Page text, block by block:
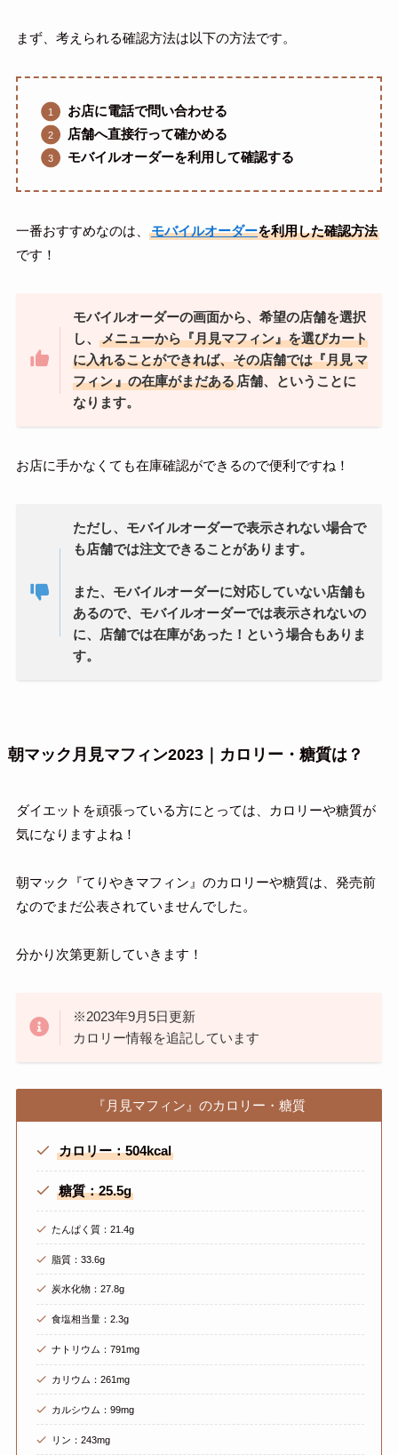
まず、考えられる確認方法は以下の方法です。
お店に電話で問い合わせる
店舗へ直接行って確かめる
モバイルオーダーを利用して確認する
一番おすすめなのは、 モバイルオーダーを利用した確認方法
です！
モバイルオーダーの画面から、希望の店舗を選択
し、
メニューから『月見マフィン』を選びカート
に入れることができれば、その店舗では『月見マ
フィン』の在庫がまだある店舗、ということに
なります。
お店に手かなくても在庫確認ができるので便利ですね！
ただし、モバイルオーダーで表示されない場合で
も店舗では注文できることがあります。
また、モバイルオーダーに対応していない店舗も
あるので、モバイルオーダーでは表示されないの
に、店舗では在庫があった！という場合もありま
す。
朝マック月見マフィン2023｜カロリー・糖質は？
ダイエットを頑張っている方にとっては、カロリーや糖質が
気になりますよね！
朝マック『てりやきマフィン』のカロリーや糖質は、発売前
なのでまだ公表されていませんでした。
分かり次第更新していきます！
※2023年9月5日更新
カロリー情報を追記しています
『月見マフィン』のカロリー・糖質
カロリー：504kcal
糖質：25.5g
たんぱく質：21.4g
脂質：33.6g
炭水化物：27.8g
食塩相当量：2.3g
ナトリウム：791mg
カリウム：261mg
カルシウム：99mg
リン：243mg